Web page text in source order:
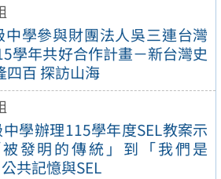
學參與財團法人吳三連台灣
學年共好合作計畫－新台灣史
四百 探訪山海
學辦理115學年度SEL教案示
發明的傳統」到「我們是
共記憶與SEL